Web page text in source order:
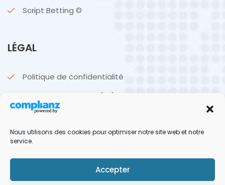
Nous utilisons des cookies pour optimiser notre site web et notre
service.
Accepter
Script Betting ©
LÉGAL
Politique de confidentialité
Politique de cookies (UE)
CGU & CGV
Mentions légales